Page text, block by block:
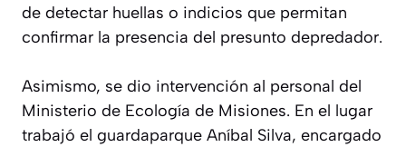
de detectar huellas o indicios que permitan
confirmar la presencia del presunto depredador.
Asimismo, se dio intervención al personal del
Ministerio de Ecología de Misiones. En el lugar
trabajó el guardaparque Aníbal Silva, encargado